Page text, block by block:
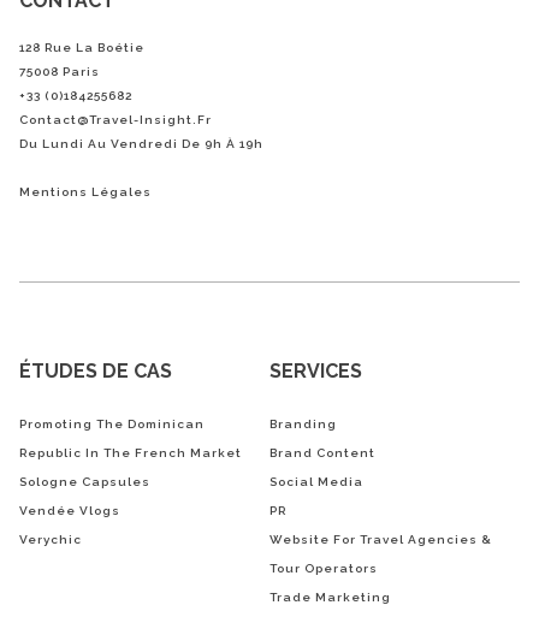
128 Rue La Boétie
75008 Paris
+33 (0)184255682
Contact@Travel-Insight.fr
Du Lundi Au Vendredi De 9h À 19h
Mentions Légales
ÉTUDES DE CAS
Promoting The Dominican
Republic In The French Market
Sologne Capsules
Vendée Vlogs
Verychic
SERVICES
Branding
Brand Content
Social Media
PR
Website For Travel Agencies &
Tour Operators
Trade Marketing